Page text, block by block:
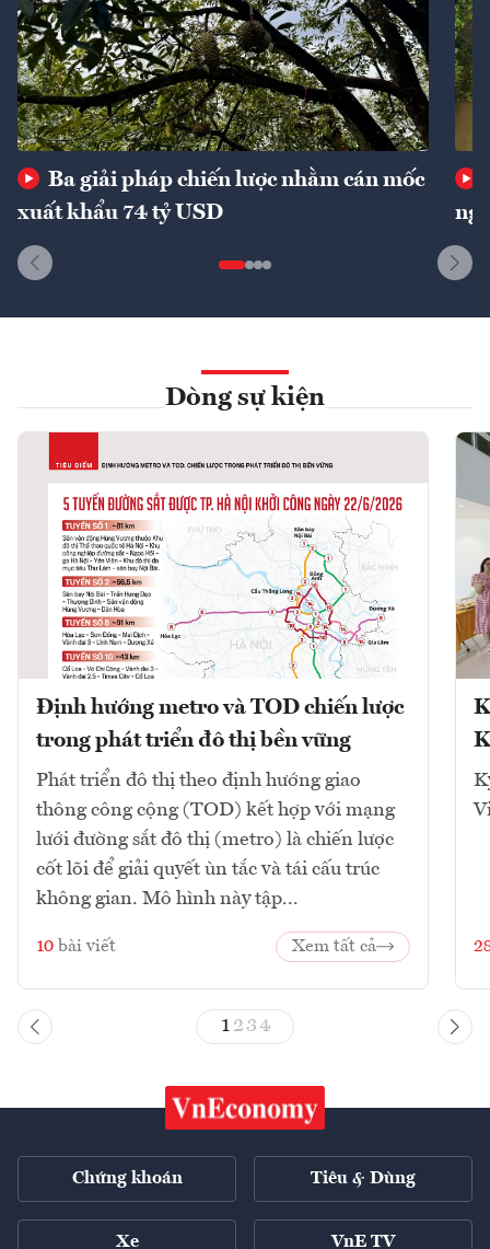
Ba giải pháp chiến lược nhằm cán mốc
xuất khẩu 74 tỷ USD
Dòng sự kiện
Định hướng metro và TOD chiến lược
trong phát triển đô thị bền vững
Phát triển đô thị theo định hướng giao
thông công cộng (TOD) kết hợp với mạng
lưới đường sắt đô thị (metro) là chiến lược
cốt lõi để giải quyết ùn tắc và tái cấu trúc
không gian. Mô hình này tập...
10 bài viết Xem tất cả
1 23 4
Chứng khoán Tiêu & Dùng
Xe VnE TV